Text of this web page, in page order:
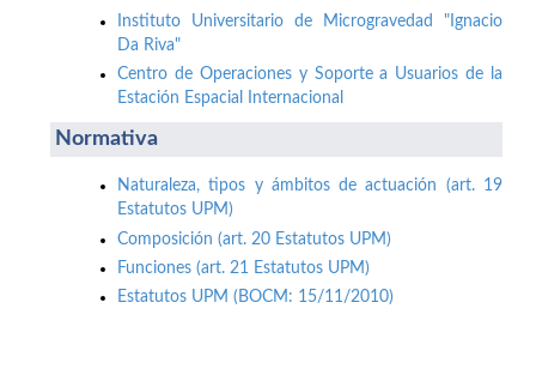
Instituto Universitario de Microgravedad "Ignacio
Da Riva"
Centro de Operaciones y Soporte a Usuarios de la
Estación Espacial Internacional
Normativa
Naturaleza, tipos y ámbitos de actuación (art. 19
Estatutos UPM)
Composición (art. 20 Estatutos UPM)
Funciones (art. 21 Estatutos UPM)
Estatutos UPM (BOCM: 15/11/2010)